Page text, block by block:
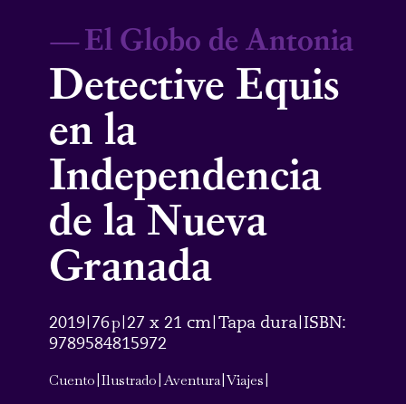
—El Globo de Antonia
Detective Equis
en la
Independencia
de la Nueva
Granada
2019 76p 27 x 21 cm Tapa dura ISBN:
9789584815972
Cuento Ilustrado Aventura Viajes